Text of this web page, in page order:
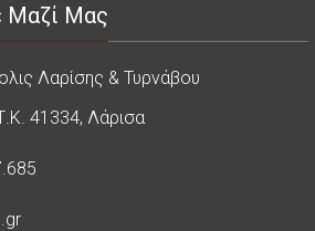
Μαζί Μας
Λαρίσης & Τυρνάβου
41334, Λάρισα